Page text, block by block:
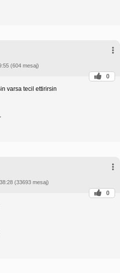
(604 mesaj)
0
varsa tecil ettirirsin
(33693 mesaj)
0